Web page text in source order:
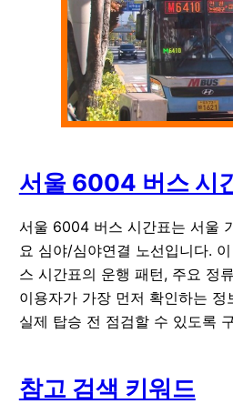
서울 6004 버스 시
서울 6004 버스 시간표는 서울
요 심야/심야연결 노선입니다.
스 시간표의 운행 패턴, 주요 정
이용자가 가장 먼저 확인하는
실제 탑승 전 점검할 수 있도록
참고 검색 키워드